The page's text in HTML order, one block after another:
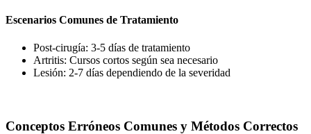
Escenarios Comunes de Tratamiento
Post-cirugía: 3-5 días de tratamiento
Artritis: Cursos cortos según sea necesario
Lesión: 2-7 días dependiendo de la severidad
Conceptos Erróneos Comunes y Métodos Correctos